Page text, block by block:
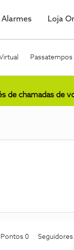
Alarmes Loja
Passatempos
de chamadas de
Pontos 0 Seguidores